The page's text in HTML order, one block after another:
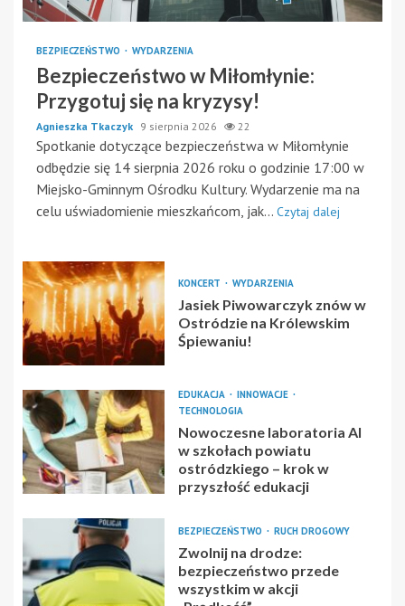
BEZPIECZEŃSTWO WYDARZENIA
Bezpieczeństwo w Miłomłynie:
Przygotuj się na kryzysy!
Agnieszka Tkaczyk 9 sierpnia 2026 22
Spotkanie dotyczące bezpieczeństwa w Miłomłynie
odbędzie się 14 sierpnia 2026 roku o godzinie 17:00 w
Miejsko-Gminnym Ośrodku Kultury. Wydarzenie ma na
celu uświadomienie mieszkańcom, jak... Czytaj dalej
KONCERT WYDARZENIA
Jasiek Piwowarczyk znów w
Ostródzie na Królewskim
Śpiewaniu!
EDUKACJA
INNOWACJE
TECHNOLOGIA
Nowoczesne laboratoria AI
w szkołach powiatu
ostródzkiego – krok w
przyszłość edukacji
BEZPIECZEŃSTWO RUCH DROGOWY
Zwolnij na drodze:
bezpieczeństwo przede
wszystkim w akcji